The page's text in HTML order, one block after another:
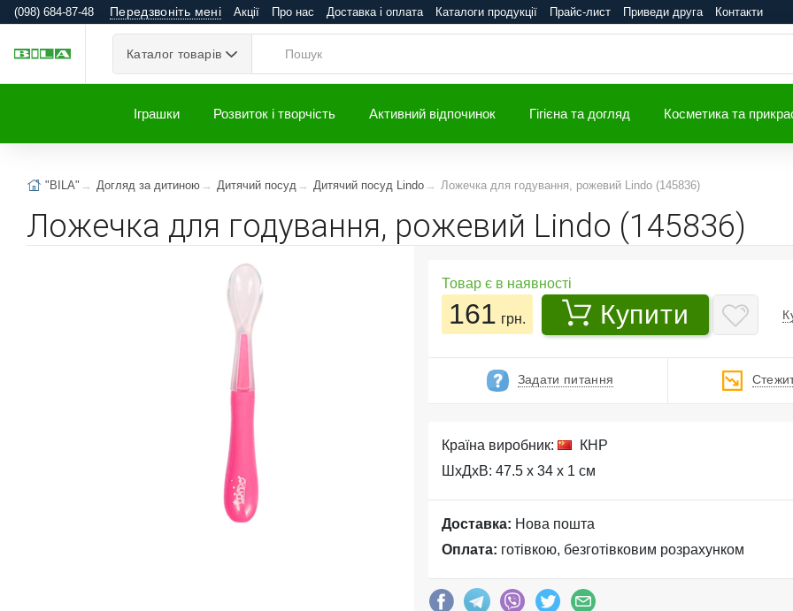
(098) 684-87-48 Передзвоніть мені Акції Про нас Доставка і оплата Каталоги продукції Прайс-лист Приведи друга Контакти
Каталог товарів
Іграшки Розвиток і творчість Активний відпочинок Гігієна та догляд Косметика та
"BILA" Догляд за дитиною Дитячий посуд Дитячий посуд Lindo Ложечка для годування, рожевий Lindo (145836)
Ложечка для годування, рожевий Lindo (145836)
Товар є в наявності
161 грн. Купити
Задати питання
Країна виробник:
КНР
ШхДхВ: 47.5 x 34 x 1 см
Доставка: Нова пошта
Оплата: готівкою, безготівковим розрахунком